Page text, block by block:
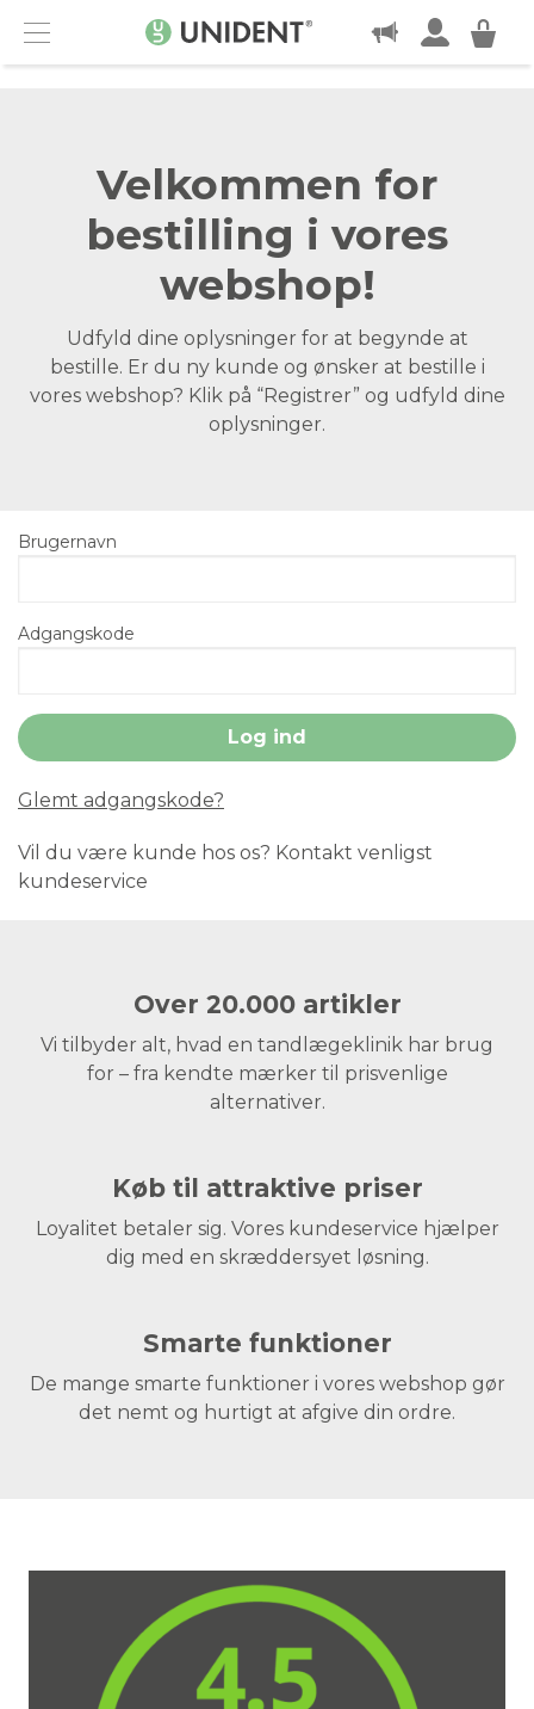
Menu
KONTAKT
Velkommen for
bestilling i vores
webshop!
Udfyld dine oplysninger for at begynde at
bestille. Er du ny kunde og ønsker at bestille i
vores webshop? Klik på “Registrer” og udfyld dine
oplysninger.
Brugernavn
Adgangskode
Glemt adgangskode?
Vil du være kunde hos os? Kontakt venligst
kundeservice
Over 20.000 artikler
Vi tilbyder alt, hvad en tandlægeklinik har brug
for – fra kendte mærker til prisvenlige
alternativer.
Køb til attraktive priser
Loyalitet betaler sig. Vores kundeservice hjælper
dig med en skræddersyet løsning.
Smarte funktioner
De mange smarte funktioner i vores webshop gør
det nemt og hurtigt at afgive din ordre.